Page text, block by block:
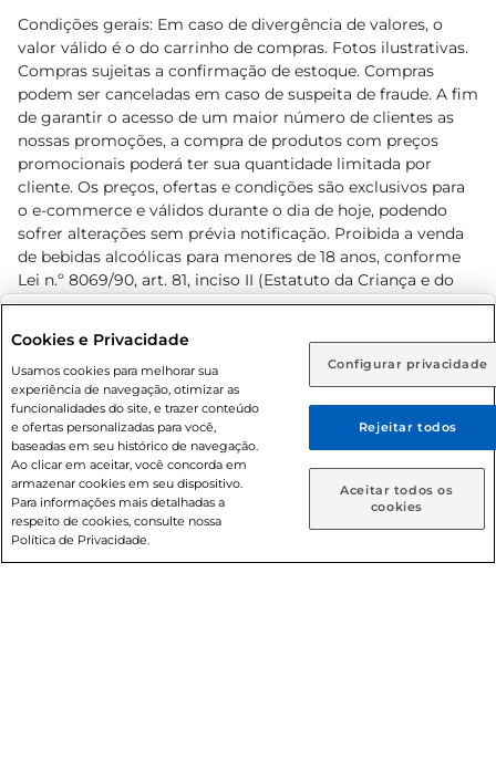
Rio de Janeiro (RJ) Goiás (GO)
Ou
Caso queira comprar online, informe como deseja receber
suas compras:
Entrega em casa Retire em Loja
Condições gerais: Em caso de divergência de valores, o
valor válido é o do carrinho de compras. Fotos ilustrativas.
Compras sujeitas a confirmação de estoque. Compras
podem ser canceladas em caso de suspeita de fraude. A fim
de garantir o acesso de um maior número de clientes as
nossas promoções, a compra de produtos com preços
promocionais poderá ter sua quantidade limitada por
cliente. Os preços, ofertas e condições são exclusivos para
o e-commerce e válidos durante o dia de hoje, podendo
sofrer alterações sem prévia notificação. Proibida a venda
de bebidas alcoólicas para menores de 18 anos, conforme
Lei n.º 8069/90, art. 81, inciso II (Estatuto da Criança e do
Adolescente). Preços e condições exclusivos para o
prévio. O valor mínimo para as compras on-line é de R$
80,00.
© 2026 Copyright. Todos os direitos
reservados Prezunic.
Cookies e Privacidade
Usamos cookies para melhorar sua
experiência de navegação, otimizar as
funcionalidades do site, e trazer conteúdo
e ofertas personalizadas para você,
baseadas em seu histórico de navegação.
Ao clicar em aceitar, você concorda em
armazenar cookies em seu dispositivo.
Para informações mais detalhadas a
respeito de cookies, consulte nossa
Política de Privacidade.
Configurar privacidade
Rejeitar todos
Aceitar todos os
cookies